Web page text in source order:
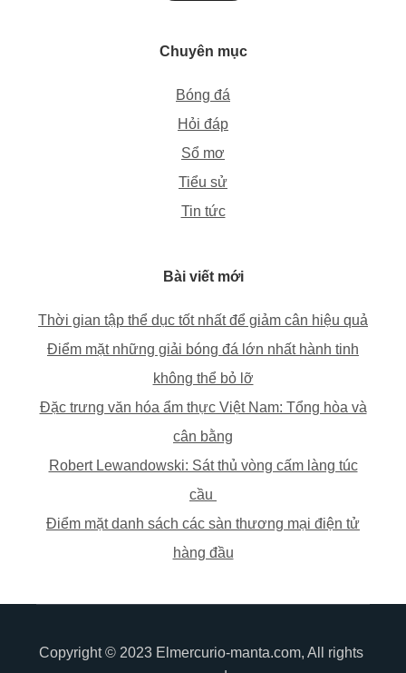
Chuyên mục
Bóng đá
Hỏi đáp
Sổ mơ
Tiểu sử
Tin tức
Bài viết mới
Thời gian tập thể dục tốt nhất để giảm cân hiệu quả
Điểm mặt những giải bóng đá lớn nhất hành tinh
không thể bỏ lỡ
Đặc trưng văn hóa ẩm thực Việt Nam: Tổng hòa và
cân bằng
Robert Lewandowski: Sát thủ vòng cấm làng túc
cầu
Điểm mặt danh sách các sàn thương mại điện tử
hàng đầu
Copyright © 2023 Elmercurio-manta.com, All rights